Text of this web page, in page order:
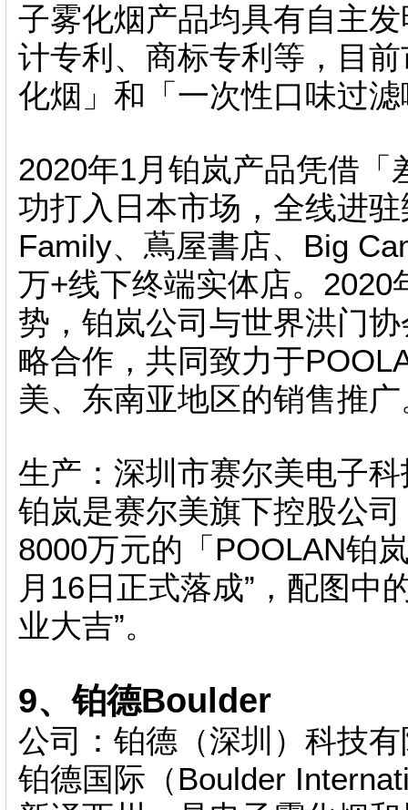
子雾化烟产品均具有自主
计专利、商标专利等，目
化烟」和「一次性口味过
2020年1月铂岚产品凭借
功打入日本市场，全线进
Family、蔦屋書店、Big
万+线下终端实体店。
势，铂岚公司与世界洪门
略合作，共同致力于
美、东南亚地区的销售推广
生产：深圳市赛尔美电子
铂岚是赛尔美旗下控股公
8000万元的「POOLAN铂
月16日正式落成”，配图中
业大吉”。
9、铂德Boulder
公司：铂德（深圳）科技
铂德国际（Boulder